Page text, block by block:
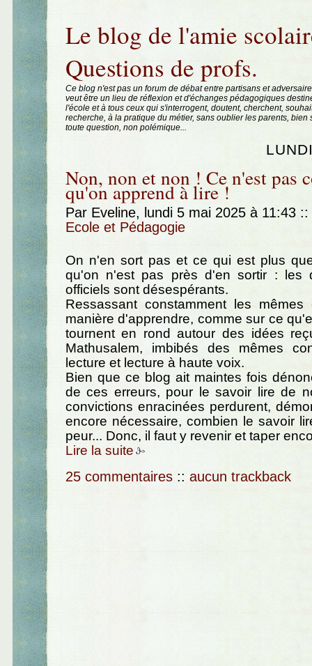
Le blog de l'amie
Questions de profs.
Ce blog n'est pas un forum de débat entre partisans et
veut être un lieu de réflexion et d'échanges pédagogiques
l'école et à tous ceux qui s'interrogent, doutent, cherchent,
recherche, à la pratique du métier, sans oublier les parents, bien
toute question, non polémique...
Non, non et non ! Ce n'est pas
qu'on apprend à lire !
Par Eveline, lundi 5 mai 2025 à 11:43 ::
Ecole et Pédagogie
On n'en sort pas et ce qui est plus
qu'on n'est pas près d'en sortir : les
officiels sont désespérants.
Ressassant constamment les
manière d'apprendre, comme sur ce
tournent en rond autour des idées
Mathusalem, imbibés des mêmes
lecture et lecture à haute voix.
Bien que ce blog ait maintes fois
de ces erreurs, pour le savoir lire de
convictions enracinées perdurent,
encore nécessaire, combien le savoir
peur... Donc, il faut y revenir et taper
Lire la suite
25 commentaires :: aucun trackback